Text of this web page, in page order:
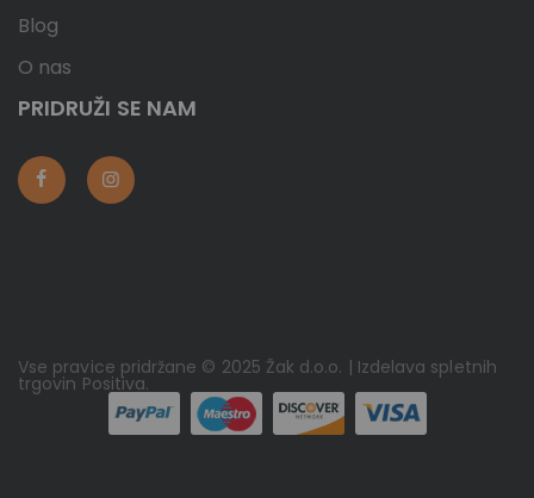
Blog
O nas
PRIDRUŽI SE NAM
Vse pravice pridržane © 2025 Žak d.o.o. | Izdelava spletnih
trgovin Positiva.